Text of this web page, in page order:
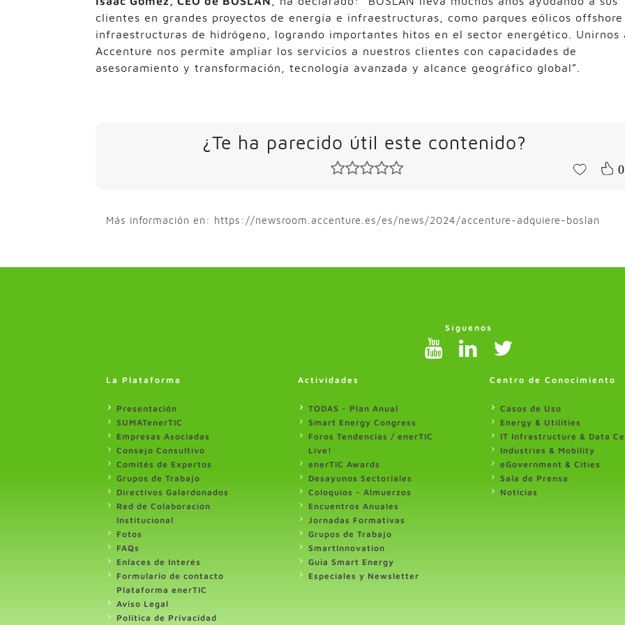
clientes en grandes proyectos de energía e infraestructuras, como parques eólicos
infraestructuras de hidrógeno, logrando importantes hitos en el sector energético. Unirnos
Accenture nos permite ampliar los servicios a nuestros clientes con capacidades de
asesoramiento y transformación, tecnología avanzada y alcance geográfico global”.
¿Te ha parecido útil este contenido?
0
Más información en: https://newsroom.accenture.es/es/news/2024/accenture-adquiere-boslan
Síguenos
La Plataforma
Presentación
SUMATenerTIC
Empresas Asociadas
Consejo Consultivo
Comités de Expertos
Grupos de Trabajo
Directivos Galardonados
Red de Colaboración
Institucional
Fotos
FAQs
Enlaces de Interés
Formulario de contacto
Plataforma enerTIC
Aviso Legal
Politica de Privacidad
Actividades
TODAS - Plan Anual
Smart Energy Congress
Foros Tendencias / enerTIC
Live!
enerTIC Awards
Desayunos Sectoriales
Coloquios - Almuerzos
Encuentros Anuales
Jornadas Formativas
Grupos de Trabajo
SmartInnovation
Guia Smart Energy
Especiales y Newsletter
Centro de Conocimiento
Casos de Uso
Energy & Utilities
IT Infrastructure & Data
Industries & Mobility
eGovernment & Cities
Sala de Prensa
Noticias